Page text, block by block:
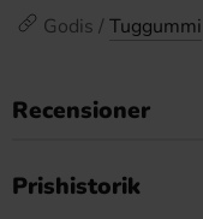
Godis / Tuggummi
Recensioner
Prishistorik